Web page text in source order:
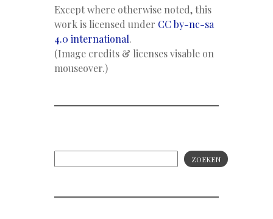
Except where otherwise noted, this
work is licensed under CC by-nc-sa
4.0 international.
(Image credits & licenses visable on
mouseover.)
ZOEKEN